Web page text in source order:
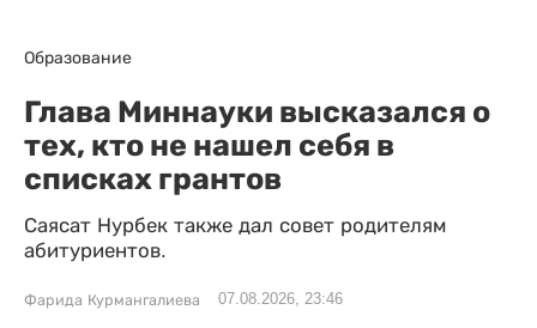
Образование
Глава Миннауки высказался о
тех, кто не нашел себя в
списках грантов
Саясат Нурбек также дал совет родителям
абитуриентов.
Фарида Курмангалиева 07.08.2026, 23:46